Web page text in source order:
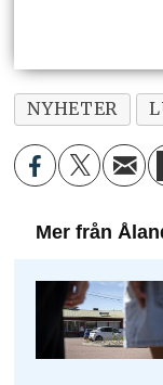
NYHETER